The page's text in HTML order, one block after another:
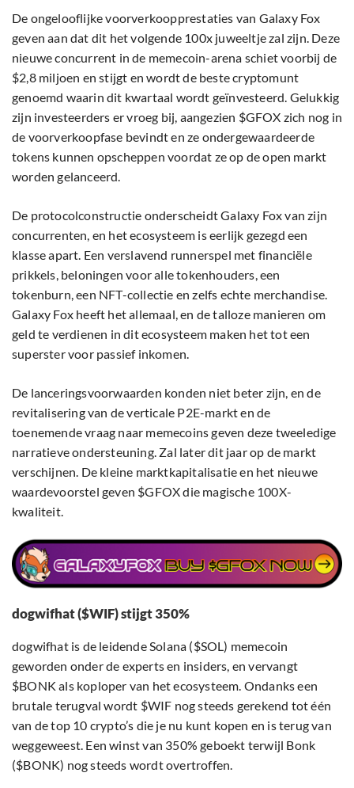
De ongelooflijke voorverkoopprestaties van Galaxy Fox
geven aan dat dit het volgende 100x juweeltje zal zijn. Deze
nieuwe concurrent in de memecoin-arena schiet voorbij de
$2,8 miljoen en stijgt en wordt de beste cryptomunt
genoemd waarin dit kwartaal wordt geïnvesteerd. Gelukkig
zijn investeerders er vroeg bij, aangezien $GFOX zich nog in
de voorverkoopfase bevindt en ze ondergewaardeerde
tokens kunnen opscheppen voordat ze op de open markt
worden gelanceerd.
De protocolconstructie onderscheidt Galaxy Fox van zijn
concurrenten, en het ecosysteem is eerlijk gezegd een
klasse apart. Een verslavend runnerspel met financiële
prikkels, beloningen voor alle tokenhouders, een
tokenburn, een NFT-collectie en zelfs echte merchandise.
Galaxy Fox heeft het allemaal, en de talloze manieren om
geld te verdienen in dit ecosysteem maken het tot een
superster voor passief inkomen.
De lanceringsvoorwaarden konden niet beter zijn, en de
revitalisering van de verticale P2E-markt en de
toenemende vraag naar memecoins geven deze tweeledige
narratieve ondersteuning. Zal later dit jaar op de markt
verschijnen. De kleine marktkapitalisatie en het nieuwe
waardevoorstel geven $GFOX die magische 100X-
kwaliteit.
dogwifhat ($WIF) stijgt 350%
dogwifhat is de leidende Solana ($SOL) memecoin
geworden onder de experts en insiders, en vervangt
$BONK als koploper van het ecosysteem. Ondanks een
brutale terugval wordt $WIF nog steeds gerekend tot één
van de top 10 crypto’s die je nu kunt kopen en is terug van
weggeweest. Een winst van 350% geboekt terwijl Bonk
($BONK) nog steeds wordt overtroffen.